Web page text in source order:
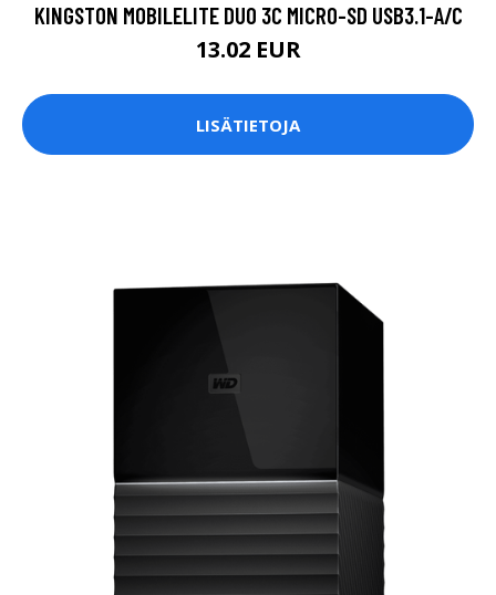
KINGSTON MOBILELITE DUO 3C MICRO-SD USB3.1-A/C
13.02 EUR
LISÄTIETOJA